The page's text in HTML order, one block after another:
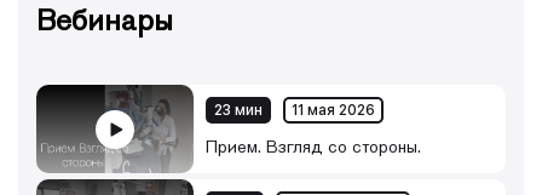
Вебинары
23 мин 11 мая 2026
Прием. Взгляд со стороны.